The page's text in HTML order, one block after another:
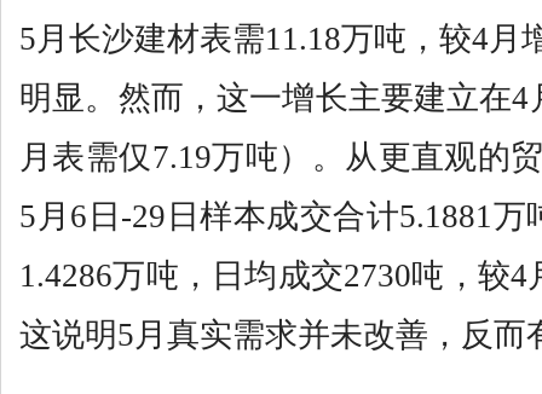
5月长沙建材表需11.18万吨，较4月
明显。然而，这一增长主要建立在
月表需仅7.19万吨）。从更直观的
5月6日-29日样本成交合计5.1881
1.4286万吨，日均成交2730吨，较
这说明5月真实需求并未改善，反而